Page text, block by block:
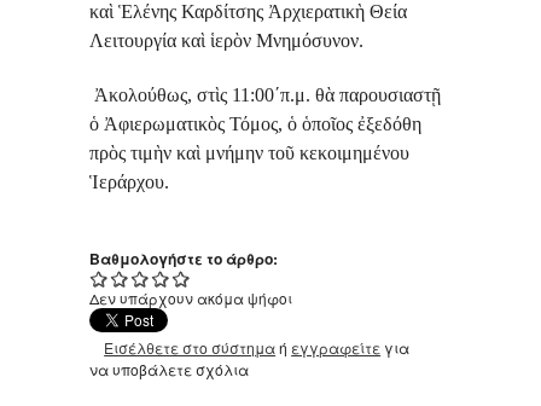
καὶ Ἑλένης Καρδίτσης Ἀρχιερατικὴ Θεία
Λειτουργία καὶ ἱερὸν Μνημόσυνον.
Ἀκολούθως, στὶς 11:00΄π.μ. θὰ παρουσιαστῇ
ὁ Ἀφιερωματικὸς Τόμος, ὁ ὁποῖος ἐξεδόθη
πρὸς τιμὴν καὶ μνήμην τοῦ κεκοιμημένου
Ἱεράρχου.
Βαθμολογήστε το άρθρο:
Δεν υπάρχουν ακόμα ψήφοι
Εισέλθετε στο σύστημαή εγγραφείτε για
να υποβάλετε σχόλια